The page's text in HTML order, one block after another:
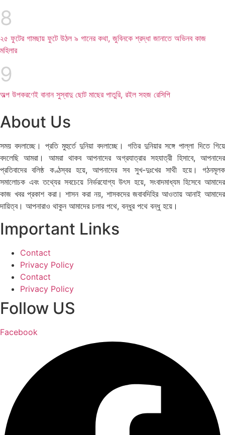
২৫ ফুটের গামছায় ফুটে উঠল ৯ গানের কথা, জুবিনকে শ্রদ্ধা জানাতে অভিনব কাজ
মহিলার
অল্প উপকরণেই বানান সুস্বাদু ছোট মাছের পাতুরি, রইল সহজ রেসিপি
About Us
সময় বদলাচ্ছে। প্রতি মুহুর্তে দুনিয়া বদলাচ্ছে। গতির দুনিয়ার সঙ্গে পাল্লা দিতে গিয়ে
বদলেছি আমরা। আমরা থাকব আপনাদের অগ্রযাত্রার সহযাত্রী হিসাবে, আপনাদের
প্রতিবাদের বলিষ্ঠ কণ্ঠস্বর হয়ে, আপনাদের সব সুখ-দুঃখের সাথী হয়ে। গঠনমূলক
সমালোচক এবং তথ্যের সবচেয়ে নির্ভরযোগ্য উ‍ৎস হয়ে, সংবাদমাধ্যম হিসেবে আমাদের
কাজ খবর প্রকাশ করা। শাসন করা নয়, শাসকদের জবাবদিহির আওতায় আনাই আমাদের
দায়িত্ব। আপনারাও থাকুন আমাদের চলার পথে, বন্ধুর পথে বন্ধু হয়ে।
Important Links
Contact
Privacy Policy
Contact
Privacy Policy
Follow US
Facebook